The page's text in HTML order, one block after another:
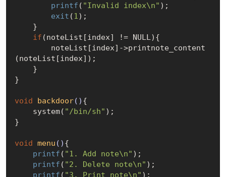
printf ( "Invalid index\n" );
exit (1);
if (noteList[index] != NULL){
(noteList[index]);
}
void backdoor() {
    system(
"/bin/sh" );
}
void menu () {
printf ( "1. Add note\n" );
printf ( "2. Delete note\n" );
printf ( "3. Print note\n" );